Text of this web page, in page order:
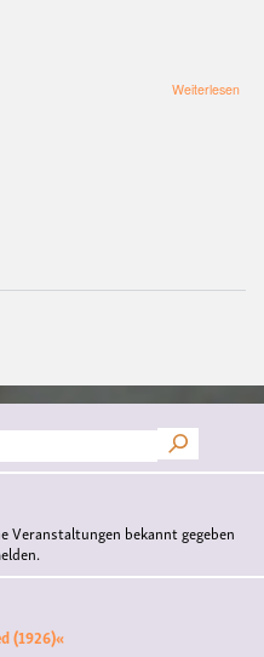
Weiterlesen
Veranstaltungen bekannt gegeben
(1926)«